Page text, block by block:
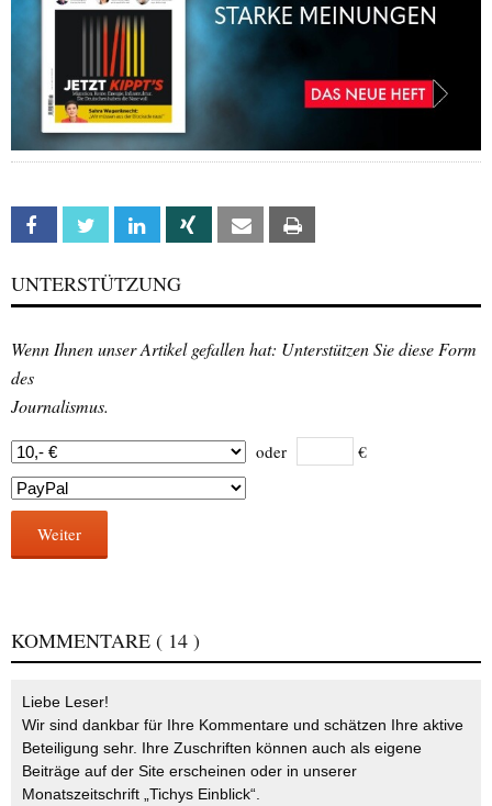
Facebook Twitter Linkedin Xing Email
UNTERSTÜTZUNG
Wenn Ihnen unser Artikel gefallen hat: Unterstützen Sie diese Form
des
Journalismus.
oder €
Weiter
KOMMENTARE ( 14 )
Liebe Leser!
Wir sind dankbar für Ihre Kommentare und schätzen Ihre aktive
Beteiligung sehr. Ihre Zuschriften können auch als eigene
Beiträge auf der Site erscheinen oder in unserer
Monatszeitschrift „Tichys Einblick“.